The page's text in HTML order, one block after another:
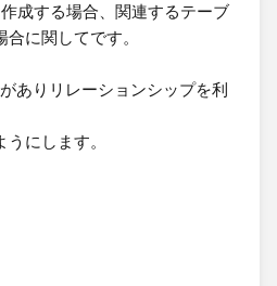
成する場合、関連するテーブ
に関してです。
ありリレーションシップを利
にします。